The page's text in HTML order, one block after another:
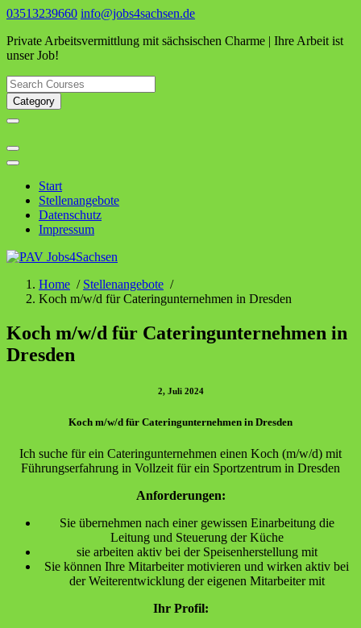
Skip
content
03513239660 info@jobs4sachsen.de
Private Arbeitsvermittlung mit sächsischen Charme | Ihre Arbeit ist
unser Job!
Category
Start
Stellenangebote
Datenschutz
Impressum
Home / Stellenangebote /
Koch m/w/d für Cateringunternehmen in Dresden
Koch m/w/d für Cateringunternehmen in
Dresden
2, Juli 2024
Koch m/w/d für Cateringunternehmen in Dresden
Ich suche für ein Cateringunternehmen einen Koch (m/w/d) mit
Führungserfahrung in Vollzeit für ein Sportzentrum in Dresden
Anforderungen:
Sie übernehmen nach einer gewissen Einarbeitung die
Leitung und Steuerung der Küche
sie arbeiten aktiv bei der Speisenherstellung mit
Sie können Ihre Mitarbeiter motivieren und wirken aktiv bei
der Weiterentwicklung der eigenen Mitarbeiter mit
Ihr Profil: